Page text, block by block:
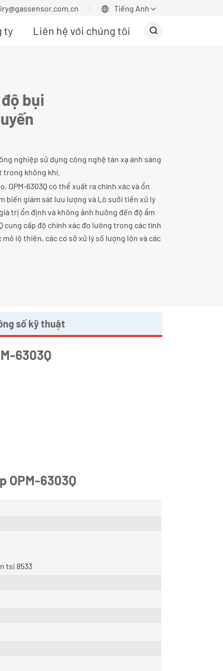
 Tiếng Anh 
ty Liên hệ với chúng tôi 
bụi
nghiệp sử dụng công nghệ tán xạ ánh sáng
trong không khí.
OPM-6303Q có thể xuất ra chính xác và ổn
biến giám sát lưu lượng và Lò sưởi tiền xử lý
trị ổn định và không ảnh hưởng đến độ ẩm
cung cấp độ chính xác đo lường trong các tình
lộ thiên, các cơ sở xử lý số lượng lớn và các
số kỹ thuật
6303Q
OPM-6303Q
tsi 8533